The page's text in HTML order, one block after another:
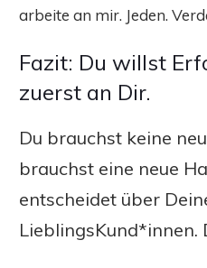
arbeite an mir. Jeden.
Fazit: Du willst
zuerst an Dir.
Du brauchst keine
brauchst eine neue
entscheidet über
LieblingsKund*innen.